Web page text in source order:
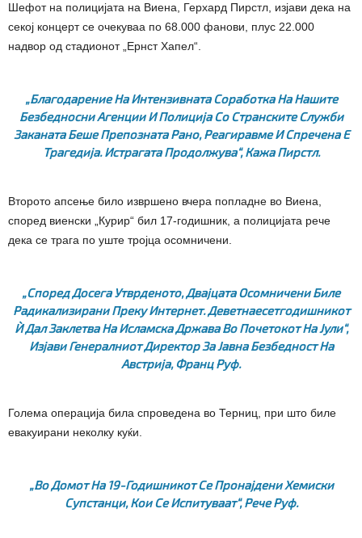
Шефот на полицијата на Виена, Герхард Пирстл, изјави дека на
секој концерт се очекуваа по 68.000 фанови, плус 22.000
надвор од стадионот „Ернст Хапел“.
„Благодарение На Интензивната Соработка На Нашите
Безбедносни Агенции И Полиција Со Странските Служби
Заканата Беше Препозната Рано, Реагиравме И Спречена Е
Трагедија. Истрагата Продолжува“, Кажа Пирстл.
Второто апсење било извршено вчера попладне во Виена,
според виенски „Курир“ бил 17-годишник, а полицијата рече
дека се трага по уште тројца осомничени.
„Според Досега Утврденото, Двајцата Осомничени Биле
Радикализирани Преку Интернет. Деветнаесетгодишникот
Ѝ Дал Заклетва На Исламска Држава Во Почетокот На Јули“,
Изјави Генералниот Директор За Јавна Безбедност На
Австрија, Франц Руф.
Голема операција била спроведена во Терниц, при што биле
евакуирани неколку куќи.
„Во Домот На 19-Годишникот Се Пронајдени Хемиски
Супстанци, Кои Се Испитуваат“, Рече Руф.